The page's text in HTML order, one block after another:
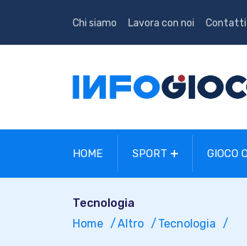
Chi siamo Lavora con noi Contatti
HOME SPORT GIOCO
Tecnologia
Home
Altro Tecnologia